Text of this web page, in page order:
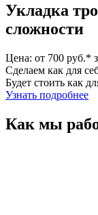
Укладка
сложности
Цена: от 700 руб.*
Сделаем как для
Будет стоить как
Узнать подробнее
Как мы